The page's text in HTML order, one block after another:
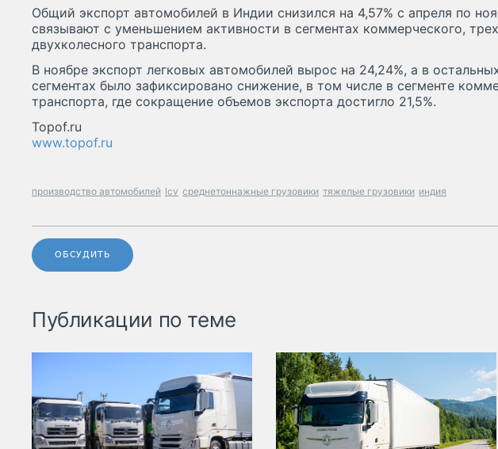
Общий экспорт автомобилей в Индии снизился на 4,57% с апреля по
связывают с уменьшением активности в сегментах коммерческого,
двухколесного транспорта.
В ноябре экспорт легковых автомобилей вырос на 24,24%, а в
сегментах было зафиксировано снижение, в том числе в сегменте
транспорта, где сокращение объемов экспорта достигло 21,5%.
Topof.ru
www.topof.ru
производство автомобилей lcv среднетоннажные грузовики тяжелые грузовики индия
ОБСУДИТЬ
Публикации по теме